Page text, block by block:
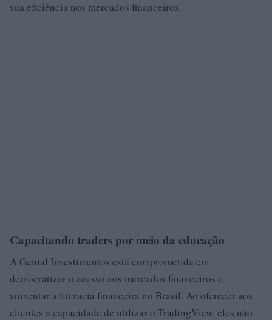
sua eficiência nos mercados financeiros.
Capacitando traders por meio da educação
A Genial Investimentos está comprometida em
democratizar o acesso aos mercados financeiros e
aumentar a literacia financeira no Brasil. Ao oferecer aos
clientes a capacidade de utilizar o TradingView, eles não